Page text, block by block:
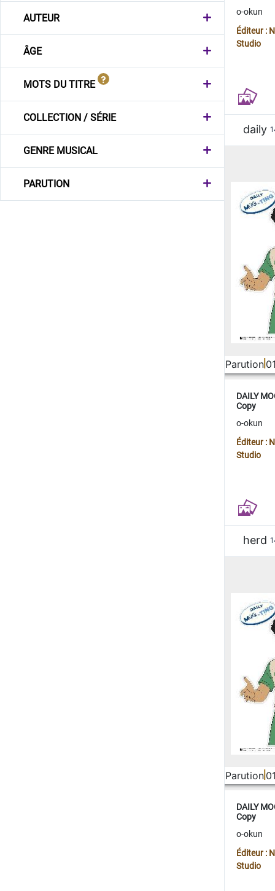
AUTEUR
ÂGE
MOTS DU TITRE
COLLECTION / SÉRIE
GENRE MUSICAL
PARUTION
o-okun
Éditeur :
Studio
daily
Parution
DAILY
Copy
o-okun
Éditeur :
Studio
herd
Parution
DAILY
Copy
o-okun
Éditeur :
Studio